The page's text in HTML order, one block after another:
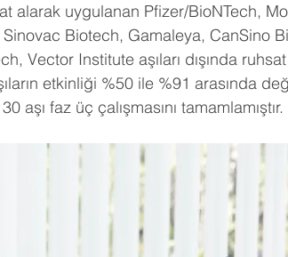
alarak uygulanan Pfizer/BioNTech,
Biotech, Gamaleya, CanSino
Vector Institute aşıları dışında
etkinliği %50 ile %91 arasında
aşı faz üç çalışmasını tamamlamıştır.